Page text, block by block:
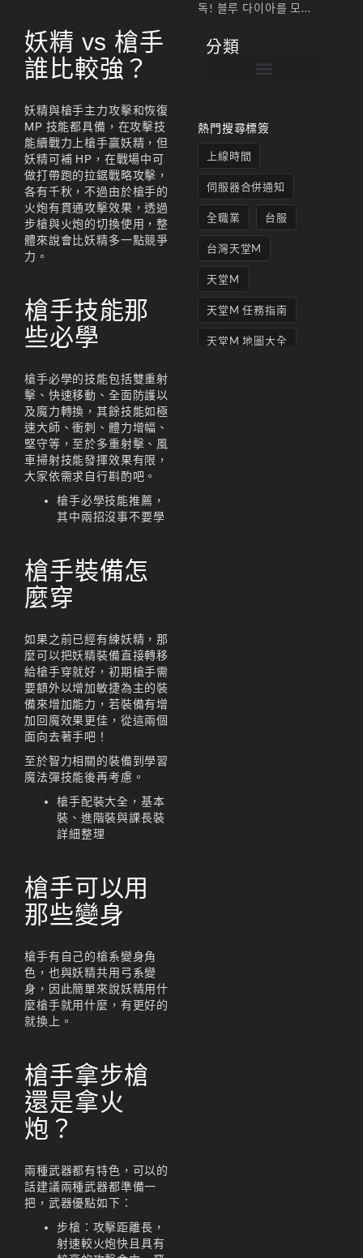
妖精 vs 槍手
誰比較強？
妖精與槍手主力攻擊和恢復
MP 技能都具備，在攻擊技
能續戰力上槍手贏妖精，但
妖精可補 HP，在戰場中可
做打帶跑的拉鋸戰略攻擊，
各有千秋，不過由於槍手的
火炮有貫通攻擊效果，透過
步槍與火炮的切換使用，整
體來說會比妖精多一點競爭
力。
槍手技能那
些必學
槍手必學的技能包括雙重射
擊、快速移動、全面防護以
及魔力轉換，其餘技能如極
速大師、衝刺、體力增幅、
堅守等，至於多重射擊、風
車掃射技能發揮效果有限，
大家依需求自行斟酌吧。
槍手必學技能推薦，
其中兩招沒事不要學
槍手裝備怎
麼穿
如果之前已經有練妖精，那
麼可以把妖精裝備直接轉移
給槍手穿就好，初期槍手需
要額外以增加敏捷為主的裝
備來增加能力，若裝備有增
加回魔效果更佳，從這兩個
面向去著手吧！
至於智力相關的裝備到學習
魔法彈技能後再考慮。
槍手配裝大全，基本
裝、進階裝與課長裝
詳細整理
槍手可以用
那些變身
槍手有自己的槍系變身角
色，也與妖精共用弓系變
身，因此簡單來說妖精用什
麼槍手就用什麼，有更好的
就換上。
槍手拿步槍
還是拿火
炮？
兩種武器都有特色，可以的
話建議兩種武器都準備一
把，武器優點如下：
步槍：攻擊距離長，
射速較火炮快且具有
독! 블루 다이아를 모...
分類
熱門搜尋標簽
上線時間
伺服器合併通知
全職業 台服
台灣天堂M
天堂M
天堂M 任務指南
天堂M 地圖大全